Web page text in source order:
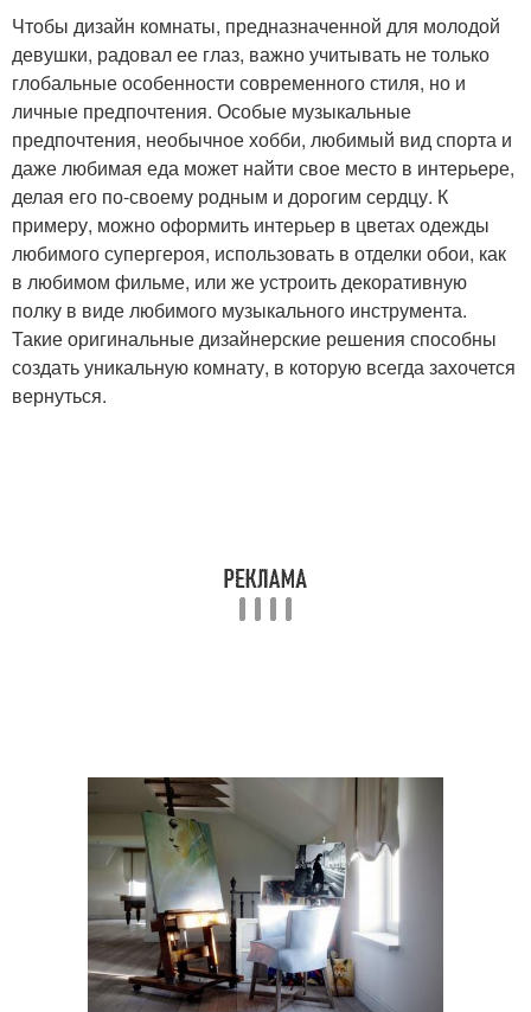
Чтобы дизайн комнаты, предназначенной для молодой
девушки, радовал ее глаз, важно учитывать не только
глобальные особенности современного стиля, но и
личные предпочтения. Особые музыкальные
предпочтения, необычное хобби, любимый вид спорта и
даже любимая еда может найти свое место в интерьере,
делая его по-своему родным и дорогим сердцу. К
примеру, можно оформить интерьер в цветах одежды
любимого супергероя, использовать в отделки обои, как
в любимом фильме, или же устроить декоративную
полку в виде любимого музыкального инструмента.
Такие оригинальные дизайнерские решения способны
создать уникальную комнату, в которую всегда захочется
вернуться.